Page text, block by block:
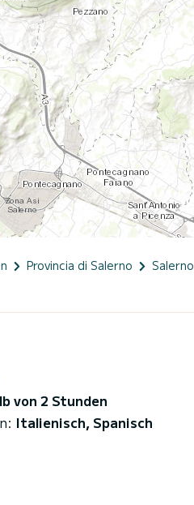
Provincia di Salerno
Salerno
von 2 Stunden
Italienisch, Spanisch